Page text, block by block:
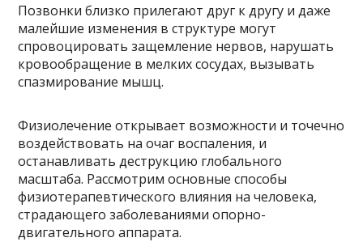
Позвонки близко прилегают друг к другу и даже
малейшие изменения в структуре могут
спровоцировать защемление нервов, нарушать
кровообращение в мелких сосудах, вызывать
спазмирование мышц.
Физиолечение открывает возможности и точечно
воздействовать на очаг воспаления, и
останавливать деструкцию глобального
масштаба. Рассмотрим основные способы
физиотерапевтического влияния на человека,
страдающего заболеваниями опорно-
двигательного аппарата.